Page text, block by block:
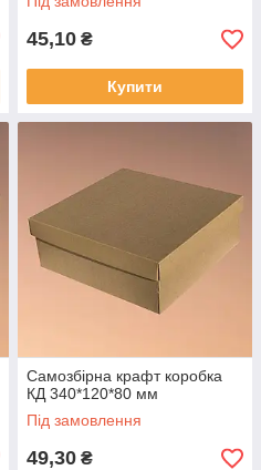
45,10 ₴
Купити
Самозбірна крафт коробка
КД 340*120*80 мм
Під замовлення
49,30 ₴